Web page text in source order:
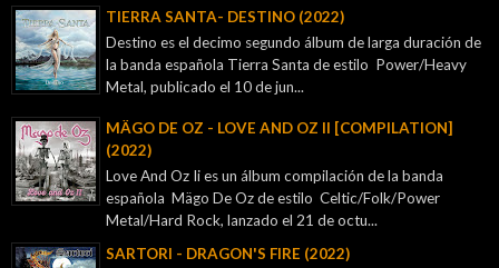
TIERRA SANTA- DESTINO (2022)
Destino es el decimo segundo álbum de larga duración de
la banda española Tierra Santa de estilo Power/Heavy
Metal, publicado el 10 de jun...
MÄGO DE OZ - LOVE AND OZ II [COMPILATION]
(2022)
Love And Oz Ii es un álbum compilación de la banda
española Mägo De Oz de estilo Celtic/Folk/Power
Metal/Hard Rock, lanzado el 21 de octu...
SARTORI - DRAGON'S FIRE (2022)